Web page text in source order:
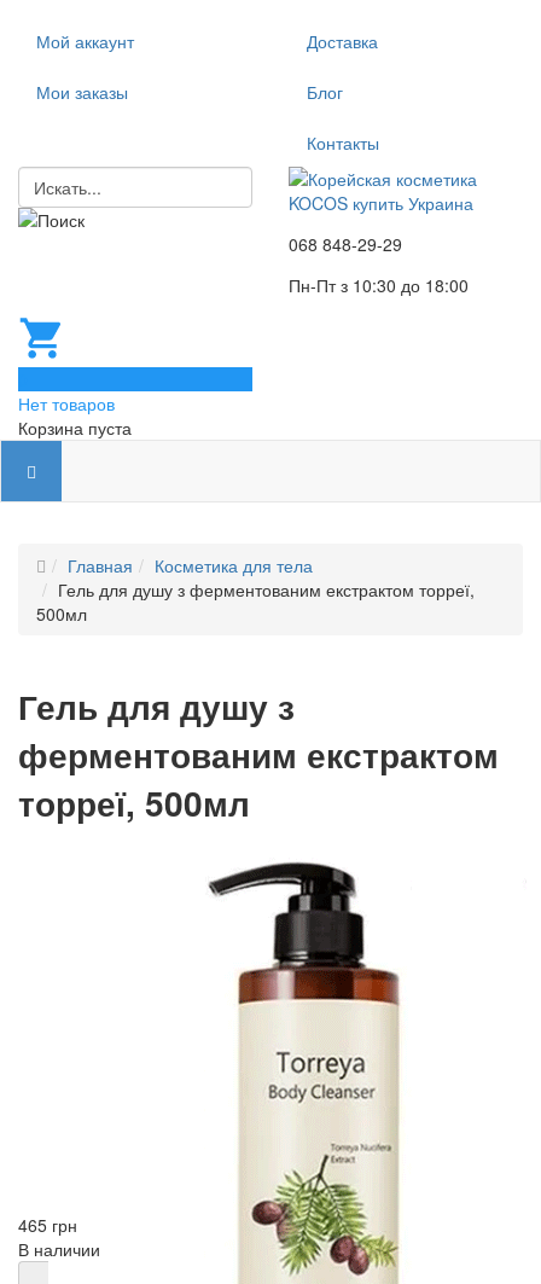
Мой аккаунт
Мои заказы
Доставка
Блог
Контакты
068 848-29-29
Пн-Пт з 10:30 до 18:00
Нет товаров
Корзина пуста
Главная
Косметика для тела
Гель для душу з ферментованим екстрактом торреї,
500мл
Гель для душу з
ферментованим екстрактом
торреї, 500мл
465 грн
В наличии